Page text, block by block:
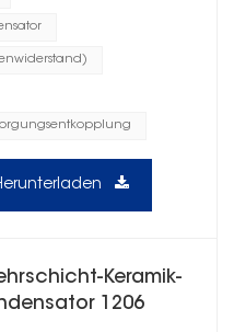
Keramik-
1206